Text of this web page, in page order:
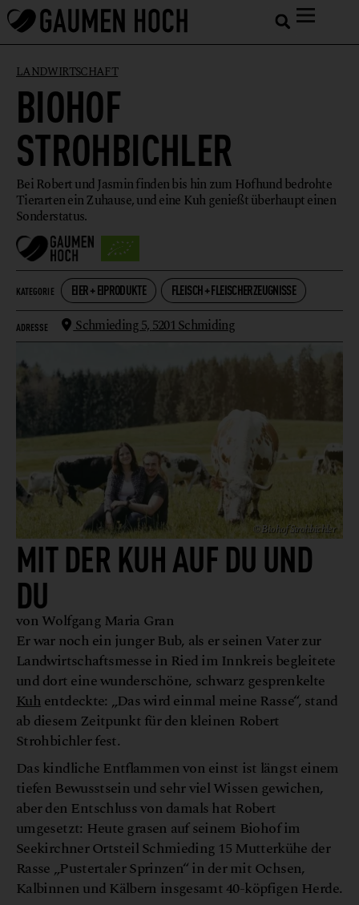
LANDWIRTSCHAFT
BIOHOF
STROHBICHLER
Bei Robert und Jasmin finden bis hin zum Hofhund bedrohte
Tierarten ein Zuhause, und eine Kuh genießt überhaupt einen
Sonderstatus.
KATEGORIE EIER + EIPRODUKTE FLEISCH + FLEISCHERZEUGNISSE
ADRESSE Schmieding 5,5201 Schmiding
© Biohof Strohbichler
MIT DER KUH AUF DU UND
DU
von Wolfgang Maria Gran
Er war noch ein junger Bub, als er seinen Vater zur
Landwirtschaftsmesse in Ried im Innkreis begleitete
und dort eine wunderschöne, schwarz gesprenkelte
Kuhentdeckte: „Das wird einmal meine Rasse“, stand
ab diesem Zeitpunkt für den kleinen Robert
Strohbichler fest.
Das kindliche Entflammen von einst ist längst einem
tiefen Bewusstsein und sehr viel Wissen gewichen,
aber den Entschluss von damals hat Robert
umgesetzt: Heute grasen auf seinem Biohof im
Seekirchner Ortsteil Schmieding 15 Mutterkühe der
Rasse „Pustertaler Sprinzen“ in der mit Ochsen,
Kalbinnen und Kälbern insgesamt 40-köpfigen Herde.